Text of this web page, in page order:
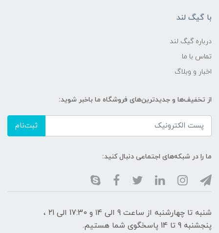
با گیگ لند
درباره گیگ لند
تماس با ما
اخبار و وبلاگ
از تخفیف‌ها و جدیدترین‌های فروشگاه ما باخبر شوید:
ثبت‌نام
ما را در شبکه‌های اجتماعی دنبال کنید:
شنبه تا چهارشنبه از ساعت 9 الی ۱4 و 17:30 الی ۲1 ،
پنجشنبه 9 تا 14 پاسخگوی شما هستیم.